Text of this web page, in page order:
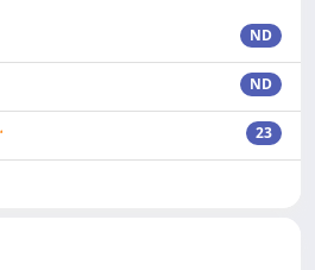
ND
ND
23